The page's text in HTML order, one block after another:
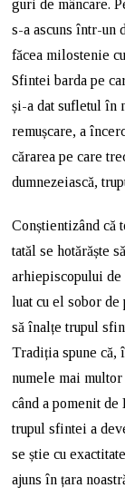
guri de mâncare.
s-a ascuns într-un
făcea milostenie
Sfintei barda pe
și-a dat sufletul în
remușcare, a
cărarea pe care
dumnezeiască,
Conștientizând că
tatăl se hotărăște
arhiepiscopului
luat cu el sobor
să înalțe trupul
Tradiția spune că,
numele mai
când a pomenit
trupul sfintei a
se știe cu
ajuns în țara